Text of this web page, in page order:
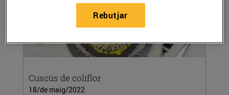
Cuscús de coliflor
18/de maig/2022
Rebutjar